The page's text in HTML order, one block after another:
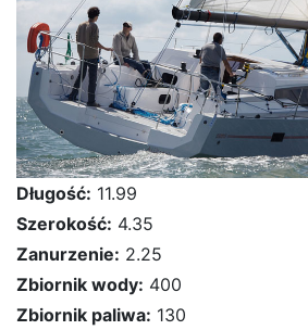
Długość: 11.99
Szerokość: 4.35
Zanurzenie: 2.25
Zbiornik wody: 400
Zbiornik paliwa: 130